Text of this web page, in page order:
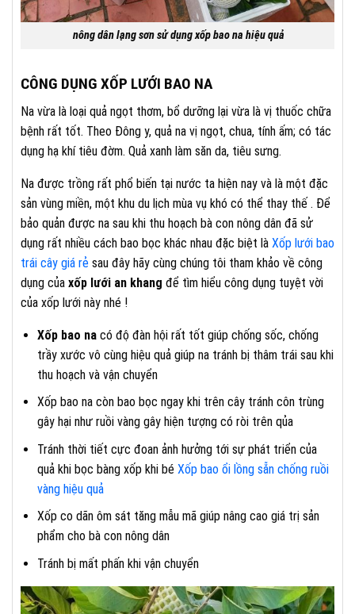
nông dân lạng sơn sử dụng xốp bao na hiệu quả
CÔNG DỤNG XỐP LƯỚI BAO NA
Na vừa là loại quả ngọt thơm, bổ dưỡng lại vừa là vị thuốc chữa
bệnh rất tốt. Theo Đông y, quả na vị ngọt, chua, tính ấm; có tác
dụng hạ khí tiêu đờm. Quả xanh làm săn da, tiêu sưng.
Na được trồng rất phổ biến tại nước ta hiện nay và là một đặc
sản vùng miền, một khu du lịch mùa vụ khó có thể thay thế . Để
bảo quản được na sau khi thu hoạch bà con nông dân đã sử
dụng rất nhiều cách bao bọc khác nhau đặc biệt là Xốp lưới bao
trái cây giá rẻ sau đây hãy cùng chúng tôi tham khảo về công
dụng của xốp lưới an khang để tìm hiểu công dụng tuyệt vời
của xốp lưới này nhé !
Xốp bao nacó độ đàn hội rất tốt giúp chống sốc, chống
trầy xước vô cùng hiệu quả giúp na tránh bị thâm trái sau khi
thu hoạch và vận chuyển
Xốp bao na còn bao bọc ngay khi trên cây tránh côn trùng
gây hại như ruồi vàng gây hiện tượng có ròi trên qủa
Tránh thời tiết cực đoan ảnh hưởng tới sự phát triển của
quả khi bọc bàng xốp khi bé Xốp bao ổi lồng sẵn chống ruồi
vàng hiệu quả
Xốp co dãn ôm sát tăng mẫu mã giúp nâng cao giá trị sản
phẩm cho bà con nông dân
Tránh bị mất phấn khi vận chuyển